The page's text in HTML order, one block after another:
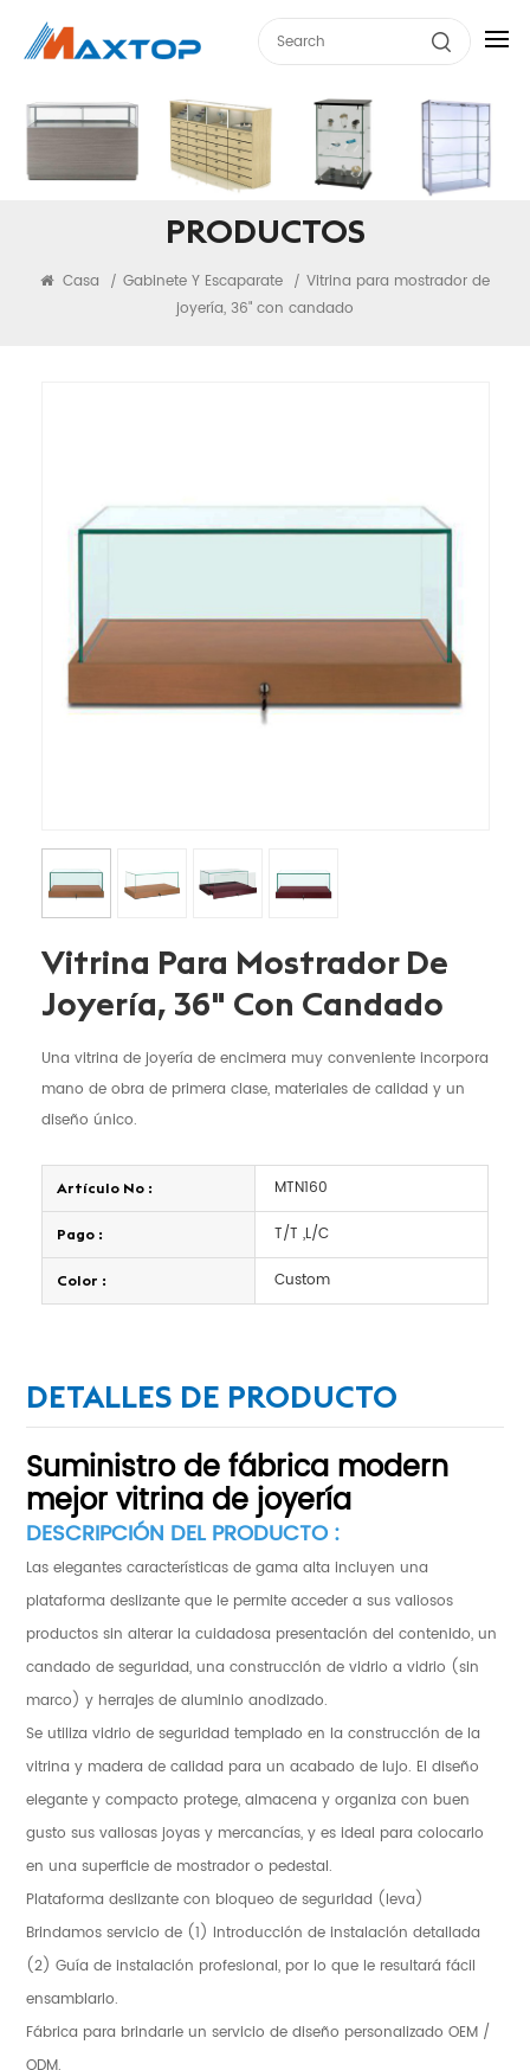
PRODUCTOS
Casa / Gabinete Y Escaparate / Vitrina para mostrador de
joyería, 36" con candado
Vitrina Para Mostrador De
Joyería, 36" Con Candado
Una vitrina de joyería de encimera muy conveniente incorpora
mano de obra de primera clase, materiales de calidad y un
diseño único.
Artículo No : MTN160
Pago : T/T ,L/C
Color : Custom
DETALLES DE PRODUCTO
Suministro de fábrica modern
mejor vitrina de joyería
DESCRIPCIÓN DEL PRODUCTO :
Las elegantes características de gama alta incluyen una
plataforma deslizante que le permite acceder a sus valiosos
productos sin alterar la cuidadosa presentación del contenido, un
candado de seguridad, una construcción de vidrio a vidrio (sin
marco) y herrajes de aluminio anodizado.
Se utiliza vidrio de seguridad templado en la construcción de la
vitrina y madera de calidad para un acabado de lujo. El diseño
elegante y compacto protege, almacena y organiza con buen
gusto sus valiosas joyas y mercancías, y es ideal para colocarlo
en una superficie de mostrador o pedestal.
Plataforma deslizante con bloqueo de seguridad (leva)
Brindamos servicio de (1) Introducción de instalación detallada
(2) Guía de instalación profesional, por lo que le resultará fácil
ensamblarlo.
Fábrica para brindarle un servicio de diseño personalizado OEM /
ODM.